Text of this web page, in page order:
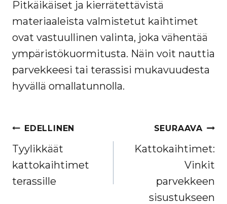
Pitkäikäiset ja kierrätettävistä
materiaaleista valmistetut kaihtimet
ovat vastuullinen valinta, joka vähentää
ympäristökuormitusta. Näin voit nauttia
parvekkeesi tai terassisi mukavuudesta
hyvällä omallatunnolla.
ARTIKKELIEN
SELAUS
EDELLINEN
Tyylikkäät
kattokaihtimet
terassille
SEURAAVA
Kattokaihtimet:
Vinkit
parvekkeen
sisustukseen